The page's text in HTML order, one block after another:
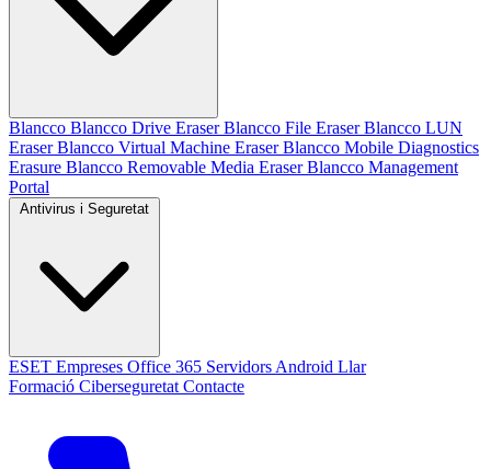
Blancco Blancco Drive EraserBlancco File EraserBlancco LUN
EraserBlancco Virtual Machine EraserBlancco Mobile Diagnostics
Erasure Blancco Removable Media EraserBlancco Management
Portal
ESET Empreses Office 365 Servidors Android Llar
Formació Ciberseguretat Contacte